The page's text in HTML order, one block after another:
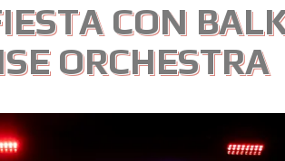
CON
ORCHESTRA